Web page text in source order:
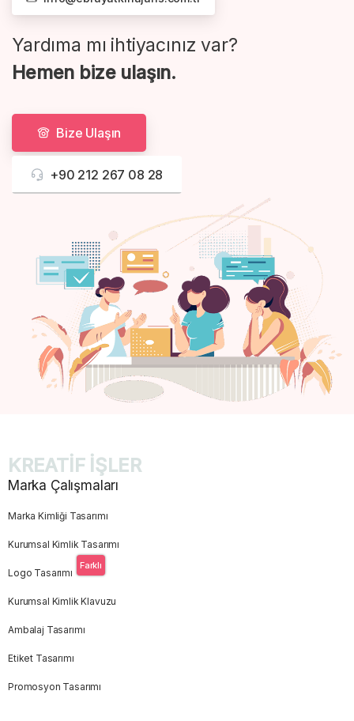
Yardıma mı ihtiyacınız var?
Hemen bize ulaşın.
Bize Ulaşın
+90 212 267 08 28
KREATİF İŞLER
Marka Çalışmaları
Marka Kimliği Tasarımı
Kurumsal Kimlik Tasarımı
Logo Tasarımı
Farklı
Kurumsal Kimlik Klavuzu
Ambalaj Tasarımı
Etiket Tasarımı
Promosyon Tasarımı